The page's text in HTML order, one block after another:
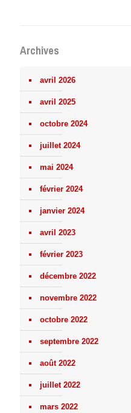
Archives
avril 2026
avril 2025
octobre 2024
juillet 2024
mai 2024
février 2024
janvier 2024
avril 2023
février 2023
décembre 2022
novembre 2022
octobre 2022
septembre 2022
août 2022
juillet 2022
mars 2022